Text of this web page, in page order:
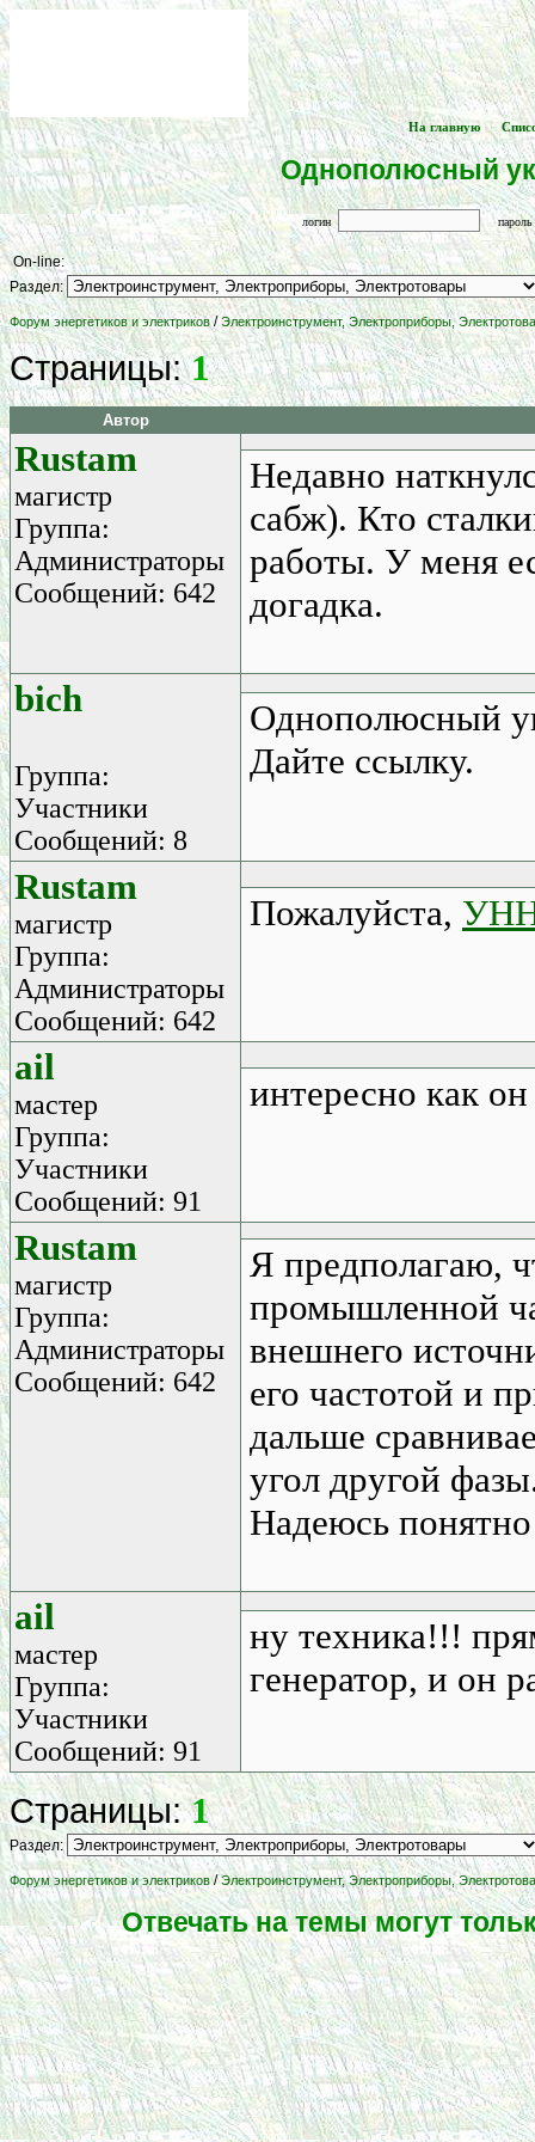
[На главную ] -- [
Однополюсный
логин
On-line:
Раздел:
Форум энергетиков и электриков/Электроинструмент, Электроприборы,
Страницы:1
Автор
Rustam
магистр
Группа:
Администраторы
Сообщений: 642
Недавно
сабж). Кто
работы. У меня
догадка.
bich
Группа:
Участники
Сообщений: 8
Однополюсный
Дайте ссылку.
Rustam
магистр
Группа:
Администраторы
Сообщений: 642
Пожалуйста,
ail
мастер
Группа:
Участники
Сообщений: 91
интересно как
Rustam
магистр
Группа:
Администраторы
Сообщений: 642
Я предполагаю,
промышленной
внешнего
его частотой и
дальше
угол другой
Надеюсь
ail
мастер
Группа:
Участники
Сообщений: 91
ну техника!!!
генератор, и он
Страницы:1
Раздел:
Форум энергетиков и электриков/Электроинструмент, Электроприборы,
Отвечать на темы могут